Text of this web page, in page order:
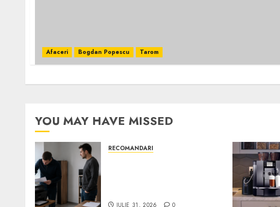
Afaceri Bogdan Popescu Tarom
YOU MAY HAVE MISSED
RECOMANDARI
IULIE 31, 2026 0